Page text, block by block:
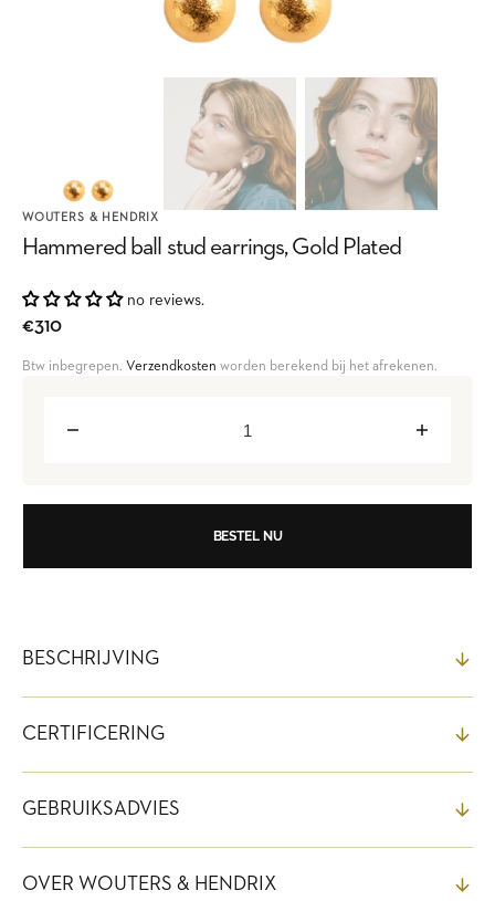
WOUTERS & HENDRIX
Hammered ball stud earrings, Gold Plated
no reviews.
Regular
price
€310
Btw inbegrepen. Verzendkosten worden berekend bij het afrekenen.
Decrease
ball
Plated
Increase
ball
Plated
BESTEL NU
BESCHRIJVING
CERTIFICERING
GEBRUIKSADVIES
OVER WOUTERS & HENDRIX